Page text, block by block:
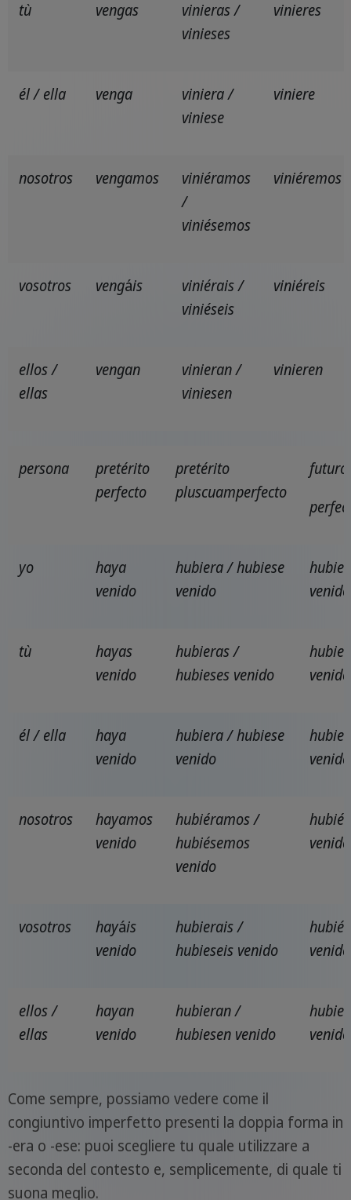
tù vengas
vinieras /
vinieses
vinieres
él / ella venga
viniera /
viniese
viniere
nosotros vengamos
viniéramos
/
viniésemos
viniéremos
vosotros vengáis
viniérais /
viniéseis
viniéreis
ellos /
ellas
vengan
vinieran /
viniesen
vinieren
persona
pretérito
perfecto
pretérito
pluscuamperfecto
futuro
yo
haya
venido
hubiera / hubiese
venido
venido
tù
hayas
venido
hubieras /
hubieses venido
venido
él / ella
haya
venido
hubiera / hubiese
venido
venido
nosotros
hayamos
venido
hubiéramos /
hubiésemos
venido
venido
vosotros hayáis
venido
hubierais /
hubieseis venido
venido
ellos /
ellas
hayan
venido
hubieran /
hubiesen venido
venido
Come sempre, possiamo vedere come il
congiuntivo imperfetto presenti la doppia forma in
-era o -ese: puoi scegliere tu quale utilizzare a
seconda del contesto e, semplicemente, di quale ti
suona meglio.